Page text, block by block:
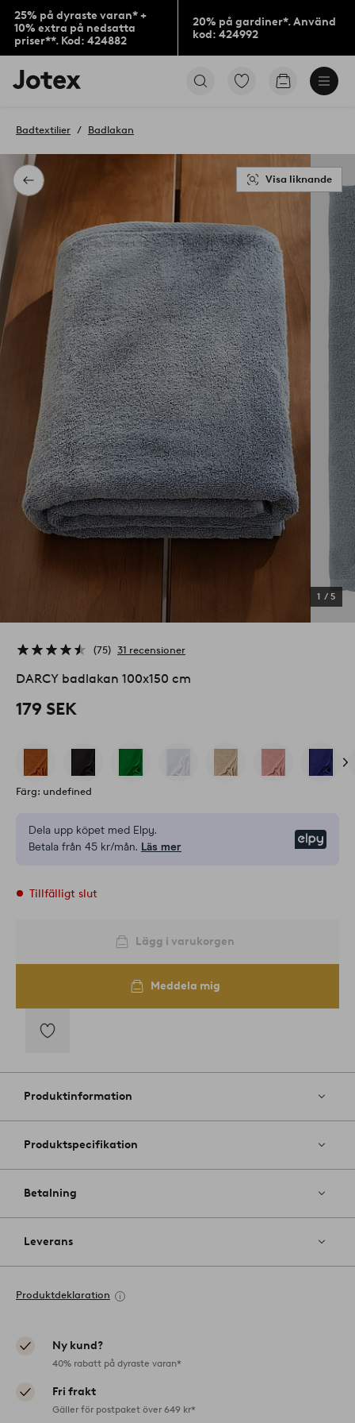
25% på dyraste varan* +
10% extra på nedsatta
priser**. Kod: 424882
20% på gardiner*. Använd
kod: 424992
Jotex
logotyp
till
Gå
Gå
Tillbaka
Badtextilier Badlakan
1 / 5
Visa liknande
75 31 recensioner
DARCY badlakan 100x150 cm
179 SEK
Färg: undefined
Dela upp köpet med Elpy.
Betala från 45 kr/mån. Läs mer
Tillfälligt slut
Lägg i varukorgen
Meddela mig
till
i
favoriter
Produktinformation
Produktspecifikation
Betalning
Leverans
Produktdeklaration
Ny kund?
40% rabatt på dyraste varan*
Fri frakt
Gäller för postpaket över 649 kr*